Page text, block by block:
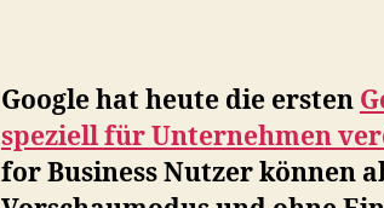
Google hat heute die ersten
speziell für Unternehmen
for Business Nutzer können